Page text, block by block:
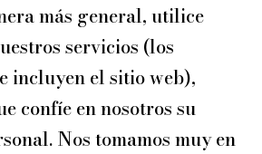
más general, utilice
servicios (los
incluyen el sitio web),
confíe en nosotros su
Nos tomamos muy en